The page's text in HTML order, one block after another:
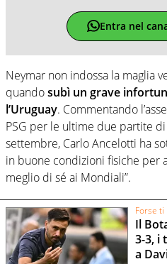
Entra nel
Neymar non indossa la maglia
quandosubì un grave
l’Uruguay. Commentando
PSG per le ultime due partite
settembre, Carlo Ancelotti ha
in buone condizioni fisiche per
meglio di sé ai Mondiali”.
Forse
Il
3-3, i
a